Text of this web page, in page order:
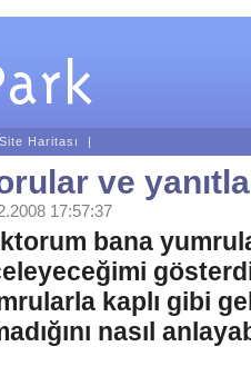
Site Haritası |
ve
17:57:37
bana
kaplı gibi
nasıl